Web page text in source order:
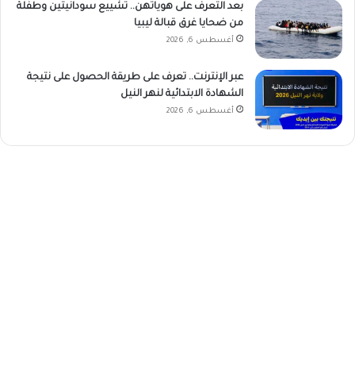
بعد التعرف على هوياتهن.. تشييع سودانيتين وطفلة
من ضحايا غرق قبالة ليبيا
أغسطس 6, 2026
عبر الإنترنت.. تعرف على طريقة الحصول على نتيجة
الشهادة الابتدائية لنهر النيل
أغسطس 6, 2026